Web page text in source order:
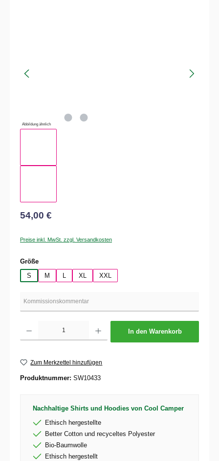
Abbildung ähnlich
54,00 €
Preise inkl. MwSt. zzgl. Versandkosten
Größeauswählen
S
M XL XXL
In den Warenkorb
Zum Merkzettel hinzufügen
Produktnummer: SW10433
Nachhaltige Shirts und Hoodies von Cool Camper
Ethisch hergestellte
Better Cotton und recyceltes Polyester
Bio-Baumwolle
Ethisch hergestellt